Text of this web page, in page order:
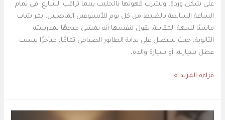
على شكل وردة، وتشرب قهوتها بالحليب بينما تراقب الشارع. في تمام
الساعة السابعة بالضبط من كل يوم للأسبوعين الماضيين، يمر شاب
ماشيًا للجهة المقابلة. تقول لنفسها أنه يمشي متجهًا لمدرسته
الثانوية، حيث سيصل على بداية الطابور الصباحي تمامًا، متأخرًا بسبب
عطل سيارته، أو سيارة والده،
قراءة المزيد »
مفرزنات